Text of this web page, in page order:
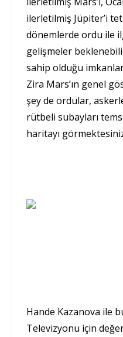
ilerletilmiş Jüpiter’i
dönemlerde ordu ile
gelişmeler
sahip olduğu
Zira Mars’ın genel
şey de ordular,
rütbeli subayları
haritayı
Hande Kazanova ile
Televizyonu için